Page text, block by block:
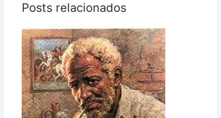
Posts relacionados